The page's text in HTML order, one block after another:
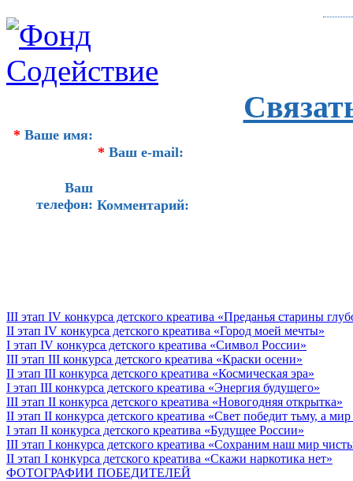
* Ваше имя:
* Ваш e-mail:
Ваш
телефон: Комментарий:
III этап IV конкурса детского креатива «Преданья старины
II этап IV конкурса детского креатива «Город моей мечты»
I этап IV конкурса детского креатива «Символ России»
III этап III конкурса детского креатива «Краски осени»
II этап III конкурса детского креатива «Космическая эра»
I этап III конкурса детского креатива «Энергия будущего»
III этап II конкурса детского креатива «Новогодняя открытка»
II этап II конкурса детского креатива «Свет победит тьму, а
I этап II конкурса детского креатива «Будущее России»
III этап I конкурса детского креатива «Сохраним наш мир
II этап I конкурса детского креатива «Скажи наркотика нет»
ФОТОГРАФИИ ПОБЕДИТЕЛЕЙ